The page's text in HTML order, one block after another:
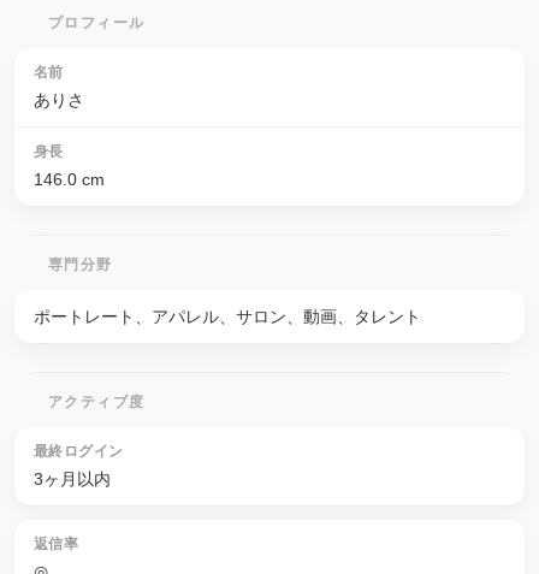
プロフィール
名前
ありさ
身長
146.0 cm
専門分野
ポートレート、アパレル、サロン、動画、タレント
アクティブ度
最終ログイン
3ヶ月以内
返信率